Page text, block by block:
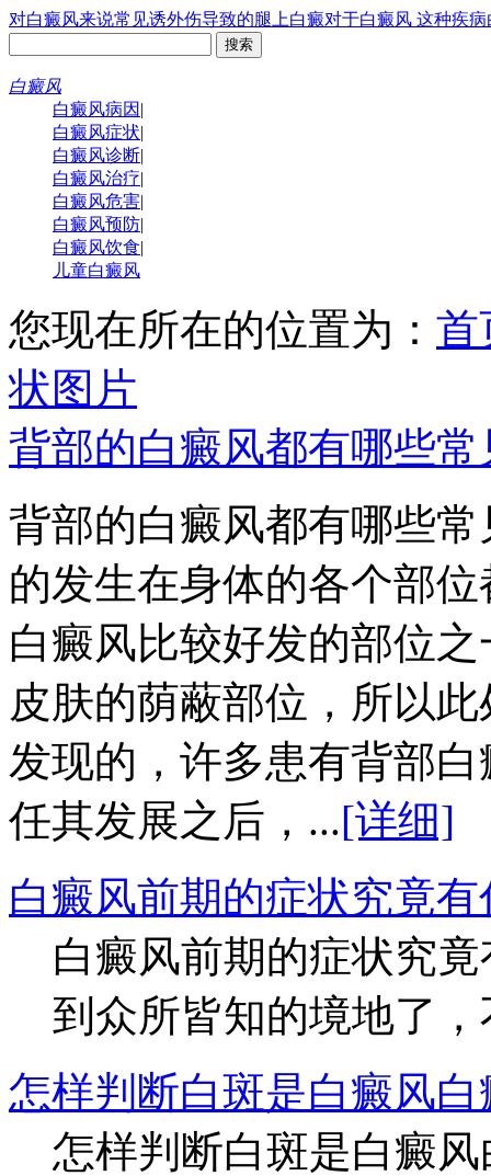
对白癜风来说常见诱外伤导致的腿上白癜对于白癜风 这种疾病
白癜风
白癜风病因 |
白癜风症状|
白癜风诊断|
白癜风治疗|
白癜风危害|
白癜风预防|
白癜风饮食|
儿童白癜风
您现在所在的位置为： 首
状图片
背部的白癜风都有哪些
背部的白癜风都有哪些
的发生在身体的各个部
白癜风比较好发的部位
皮肤的荫蔽部位，所以
发现的，许多患有背部
任其发展之后，...[详细]
白癜风前期的症状究竟
白癜风前期的症状究
到众所皆知的境地了
怎样判断白斑是白癜风
怎样判断白斑是白癜